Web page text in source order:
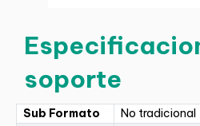
soporte
Sub Formato
No tradicional